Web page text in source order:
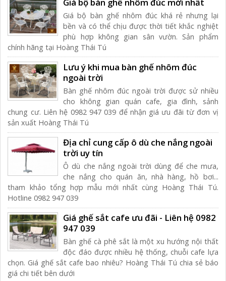
Giá bộ bàn ghế nhôm đúc khá rẻ nhưng lại
bền và có thể chịu được thời tiết khắc nghiệt
phù hợp không gian sân vườn. Sản phẩm
chính hãng tại Hoàng Thái Tú
Lưu ý khi mua bàn ghế nhôm đúc
ngoài trời
Bàn ghế nhôm đúc ngoài trời được sử nhiều
cho không gian quán cafe, gia đình, sảnh
chung cư. Liên hệ 0982 947 039 để nhận giá ưu đãi từ đơn vị
sản xuất Hoàng Thái Tú
Địa chỉ cung cấp ô dù che nắng ngoài
trời uy tín
Ô dù che nắng ngoài trời dùng để che mưa,
che nắng cho quán ăn, nhà hàng, hồ bơi...
tham khảo tổng hợp mẫu mới nhất cùng Hoàng Thái Tú.
Hotline 0982 947 039
Giá ghế sắt cafe ưu đãi - Liên hệ 0982
947 039
Bàn ghế cà phê sắt là một xu hướng nội thất
độc đáo được nhiều hệ thống, chuỗi cafe lựa
chọn. Giá ghế sắt cafe bao nhiêu? Hoàng Thái Tú chia sẻ báo
giá chi tiết bên dưới